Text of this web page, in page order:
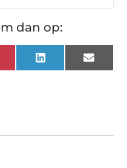
dan op:
LinkedIn Email